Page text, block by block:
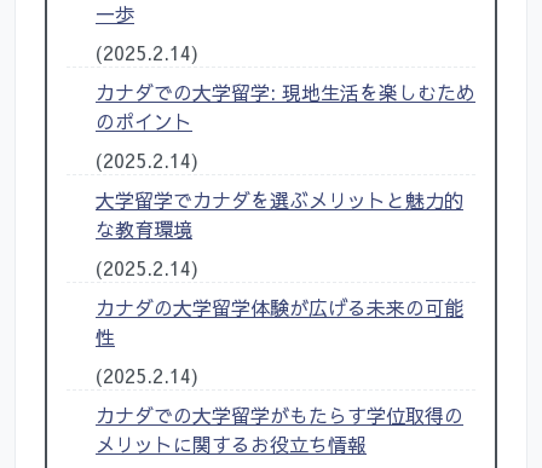
一歩
(2025.2.14)
カナダでの大学留学: 現地生活を楽しむため
のポイント
(2025.2.14)
大学留学でカナダを選ぶメリットと魅力的
な教育環境
(2025.2.14)
カナダの大学留学体験が広げる未来の可能
性
(2025.2.14)
カナダでの大学留学がもたらす学位取得の
メリットに関するお役立ち情報